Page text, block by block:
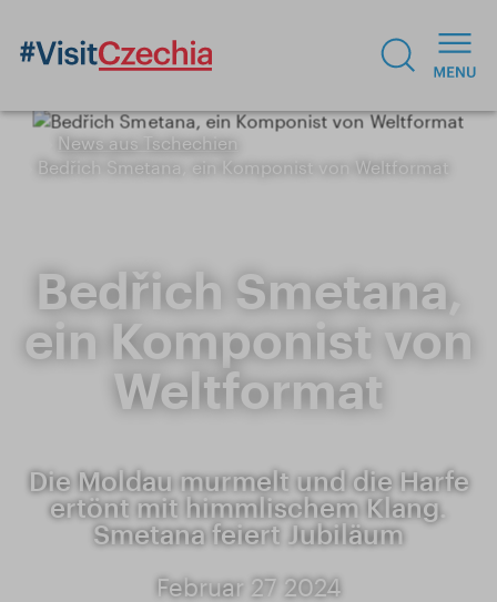
News aus Tschechien
Bedřich Smetana, ein Komponist von Weltformat
Bedřich Smetana,
ein Komponist von
Weltformat
Die Moldau murmelt und die Harfe
ertönt mit himmlischem Klang.
Smetana feiert Jubiläum
Februar 27 2024